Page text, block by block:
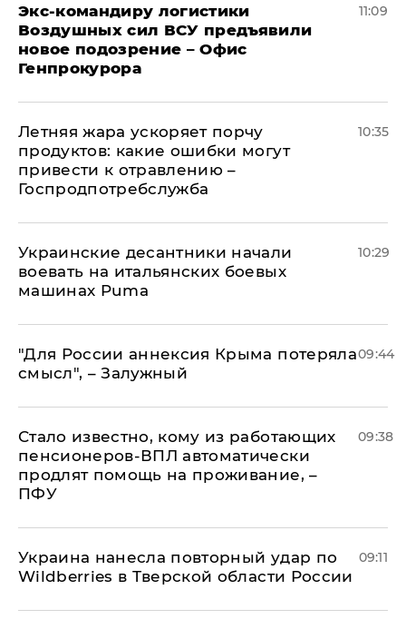
Экс-командиру логистики
Воздушных сил ВСУ предъявили
новое подозрение – Офис
Генпрокурора
11:09
Летняя жара ускоряет порчу
продуктов: какие ошибки могут
привести к отравлению –
Госпродпотребслужба
10:35
Украинские десантники начали
воевать на итальянских боевых
машинах Puma
10:29
"Для России аннексия Крыма потеряла
смысл", – Залужный
09:44
Стало известно, кому из работающих
пенсионеров-ВПЛ автоматически
продлят помощь на проживание, –
ПФУ
09:38
Украина нанесла повторный удар по
Wildberries в Тверской области России
09:11